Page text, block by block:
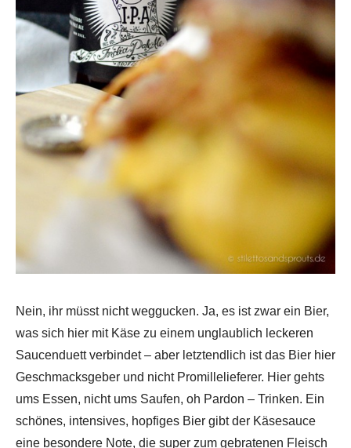
Nein, ihr müsst nicht weggucken. Ja, es ist zwar ein Bier,
was sich hier mit Käse zu einem unglaublich leckeren
Saucenduett verbindet – aber letztendlich ist das Bier hier
Geschmacksgeber und nicht Promillelieferer. Hier gehts
ums Essen, nicht ums Saufen, oh Pardon – Trinken. Ein
schönes, intensives, hopfiges Bier gibt der Käsesauce
eine besondere Note, die super zum gebratenen Fleisch